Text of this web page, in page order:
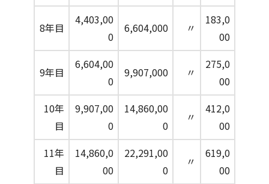
8年目
4,403,00
0
6,604,000 〃
183,0
00
9年目
6,604,00
0
9,907,000 〃
275,0
00
10年
目
9,907,00
0
14,860,00
0
〃
412,0
00
11年
目
14,860,0
00
22,291,00
0
〃
619,0
00